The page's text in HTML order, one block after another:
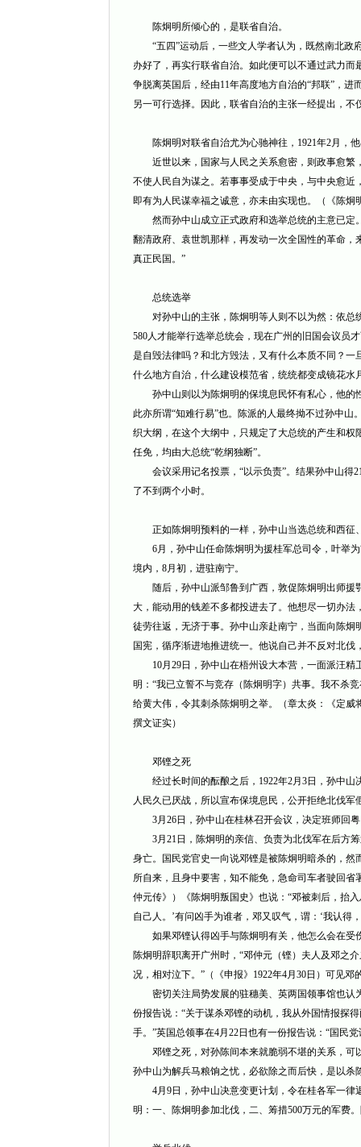
陈炯明所倾心的，是联省自治。
“五四”运动后，一些文人学者认为，既然南北政
办好了，再实行联省自治。如此便可以不通过武力
争脱离英国后，经由11年高度地方自治的“邦联”，
另一可行选择。因此，联省自治的主张一经提出，
陈炯明对联省自治尤为心驰神往，1921年2月，他
近世以来，国家与人民之关系愈密，则政事愈繁
不使人民自为谋之。若事事受成于中央，与中央愈
即有为人民谋幸福之诚意，亦未由实现也。（《陈炯
然而孙中山成立正式政府和选举总统的主意已定
翻清政府、袁世凯那样，再发动一次全国性的革命
真正民国。”
总统选举
对孙中山的主张，陈炯明等人则不以为然：依总
580人才能举行选举总统会，现在广州的旧国会议员
是自毁法律吗？和北方毁法，又有什么本质不同？
什么地方自治，什么建设模范省，统统都变成镜花水
孙中山则以为陈炯明的保境息民怀有私心，他的
此亦所谓“知难行易”也。陈派的人最终拗不过孙中
织大纲，在这个大纲中，只规定了大总统的产生和
任免，均由大总统“乾纲独断”。
会议采用记名投票，“以示负责”。结果孙中山得
了不到两个小时。
正如陈炯明预料的一样，孙中山当选总统和西征
6月，孙中山任命陈炯明为援桂军总司令，叶举为
境内，8月初，进驻南宁。
随后，孙中山派邹鲁到广西，敦促陈炯明出师援
大，能动用的钱差不多都投进去了。他想尽一切办
徒劳往返，无济于事。孙中山亲赴南宁，当面向陈
国宪，循序渐进地推进统一。他说自己并不反对北
10月29日，孙中山在梧州设大本营，一面派汪精
明：“我已立誓不与竞存（陈炯明字）共事。我不杀
给黄大伟，令其刺杀陈炯明之举。（章太炎：《定
撰文证实）
邓铿之死
经过长时间的酝酿之后，1922年2月3日，孙中山
人民久已厌战，所以宣布保境息民，公开拒绝北伐军
3月26日，孙中山在桂林召开会议，决定班师回粤
3月21日，陈炯明的亲信、负责为北伐军在后方筹
身亡。国民党官史一向说邓铿是被陈炯明暗杀的，
所自来，且身中要害，知不能免，急命司车者驶回
仲元传》）《陈炯明叛国史》也说：“邓被刺后，抬
自己人。’有问凶手为谁者，邓又叹气，谓：‘我认得
如果邓铿认得凶手与陈炯明有关，他怎么会在受
陈炯明辞职离开广州时，“邓仲元（铿）夫人及邓之
况，相对泣下。”（《申报》1922年4月30日）可见
密切关注局势发展的驻穗美、英两国领事馆也认
份报告说：“关于谋杀邓铿的动机，我从外国情报探
手。”英国总领事在4月22日也有一份报告说：“国民
邓铿之死，对孙陈间本来就脆弱不堪的关系，可
孙中山为解兵马粮饷之忧，必欲除之而后快，是以杀
4月9日，孙中山决意变更计划，令在桂各军一律
明：一、陈炯明参加北伐，二、筹措500万元的军费